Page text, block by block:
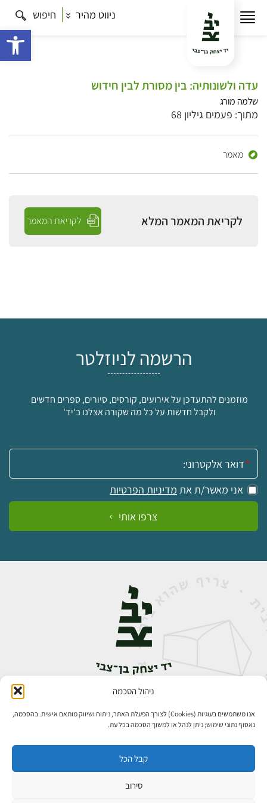
ניהול הסכמה
אנו משתמשים בעוגיות (Cookies) לצורך הפעלת האתר, ניתוח ושיווק מותאם אישית. בהסכמה,
נאסוף נתוני שימוש; ניתן לנהל או למשוך הסכמה בכל עת.
קבל הכל
סירוב
ניווט מהיר חיפוש
עדה ולשונותיה: בין מסורת לבין חידוש
שלמה מורג
מתוך: פעמים גיליון 68
מאמר
לקריאת המאמר המלא לקריאת המאמר
הרשמה לניוזלטר
מוזמנים להתעדכן על אירועים, קורסים, סיורים, ספרים חדשים
ולקבל חדשות על כל מה שקורה אצלנו ב'יד'
אימייל:
אני מאשר/ת את מדיניות הפרטיות
צרפו אותי
אבן גבירול 14, רחביה, ירושלים